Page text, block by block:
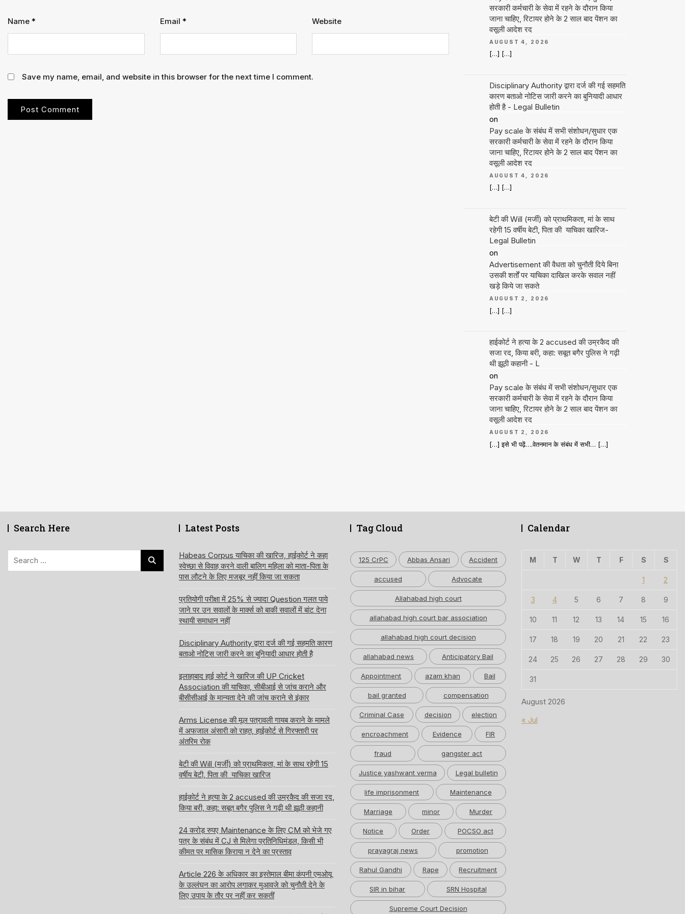
Name * Email * Website
Save my name, email, and website in this browser for the next time I comment.
सरकारी कर्मचारी के सेवा में रहने के दौरान किया
जाना चाहिए, रिटायर होने के 2 साल बाद पेंशन का
वसूली आदेश रद
AUGUST 4, 2026
[…] […]
Disciplinary Authority द्वारा दर्ज की गई सहमति
कारण बताओ नोटिस जारी करने का बुनियादी आधार
होती है - Legal Bulletin
on
Pay scale के संबंध में सभी संशोधन/सुधार एक
सरकारी कर्मचारी के सेवा में रहने के दौरान किया
जाना चाहिए, रिटायर होने के 2 साल बाद पेंशन का
वसूली आदेश रद
AUGUST 4, 2026
[…] […]
बेटी की Will (मर्जी) को प्राथमिकता, मां के साथ
रहेगी 15 वर्षीय बेटी, पिता की याचिका खारिज-
Legal Bulletin
on
Advertisement की वैधता को चुनौती दिये बिना
उसकी शर्तों पर याचिका दाखिल करके सवाल नहीं
खड़े किये जा सकते
AUGUST 2, 2026
[…] […]
हाईकोर्ट ने हत्या के 2 accused की उम्रकैद की
सजा रद, किया बरी, कहा: सबूत बगैर पुलिस ने गढ़ी
थी झूठी कहानी - L
on
Pay scale के संबंध में सभी संशोधन/सुधार एक
सरकारी कर्मचारी के सेवा में रहने के दौरान किया
जाना चाहिए, रिटायर होने के 2 साल बाद पेंशन का
वसूली आदेश रद
AUGUST 2, 2026
[…] इसे भी पढ़ें….वेतनमान के संबंध में सभी… […]
Search Here Latest Posts
Habeas Corpus याचिका की खारिज, हाईकोर्ट ने कहा
स्वेच्छा से विवाह करने वाली बालिग महिला को माता-पिता के
पास लौटने के लिए मजबूर नहीं किया जा सकता
प्रतियोगी परीक्षा में 25% से ज्यादा Question गलत पाये
जाने पर उन सवालों के मार्क्स को बाकी सवालों में बांट देना
स्थायी समाधान नहीं
Disciplinary Authority द्वारा दर्ज की गई सहमति कारण
बताओ नोटिस जारी करने का बुनियादी आधार होती है
इलाहाबाद हाई कोर्ट ने खारिज की UP Cricket
Association की याचिका, सीबीआई से जांच कराने और
बीसीसीआई के मान्यता देने की जांच कराने से इंकार
Arms License की मूल पत्रावली गायब कराने के मामले
में अफजाल अंसारी को राहत, हाईकोर्ट से गिरफ्तारी पर
अंतरिम रोक
बेटी की Will (मर्जी) को प्राथमिकता, मां के साथ रहेगी 15
वर्षीय बेटी, पिता की याचिका खारिज
हाईकोर्ट ने हत्या के 2 accused की उम्रकैद की सजा रद,
किया बरी, कहा: सबूत बगैर पुलिस ने गढ़ी थी झूठी कहानी
24 करोड़ रुपए Maintenance के लिए CM को भेजे गए
पत्र के संबंध में CJ से मिलेगा प्रतिनिधिमंडल, किसी भी
कीमत पर मासिक किराया न देने का प्रस्ताव
Article 226 के अधिकार का इस्तेमाल बीमा कंपनी एमओयू
के उल्लंघन का आरोप लगाकर मुआवजे को चुनौती देने के
लिए उपाय के तौर पर नहीं कर सकतीं
Tag Cloud
125 CrPC Abbas Ansari Accident
accused Advocate
Allahabad high court
allahabad high court bar association
allahabad high court decision
allahabad news Anticipatory Bail
Appointment azam khan Bail
bail granted compensation
Criminal Case decision election
encroachment Evidence FIR
fraud gangster act
Justice yashwant verma Legal bulletin
life imprisonment Maintenance
Marriage minor Murder
Notice Order POCSO act
prayagraj news promotion
Rahul Gandhi Rape Recruitment
SIR in bihar SRN Hospital
Supreme Court Decision
Calendar
August 2026
M T W T F S S
1 2
3 4 5 6 7 8 9
10 11 12 13 14 15 16
17 18 19 20 21 22 23
24 25 26 27 28 29 30
31
« Jul